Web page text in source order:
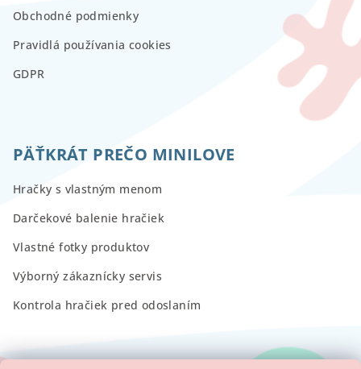
Obchodné podmienky
Pravidlá používania cookies
GDPR
PÄŤKRÁT PREČO MINILOVE
Hračky s vlastným menom
Darčekové balenie hračiek
Vlastné fotky produktov
Výborný zákaznícky servis
Kontrola hračiek pred odoslaním